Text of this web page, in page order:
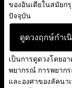
ของอินเดียในสมัยก
ปัจจุบัน
ดูดวงฤกษ์กำเ
เป็นการดูดวงโดยอ
พยากรณ์ การพยาก
และองศาของลัคน